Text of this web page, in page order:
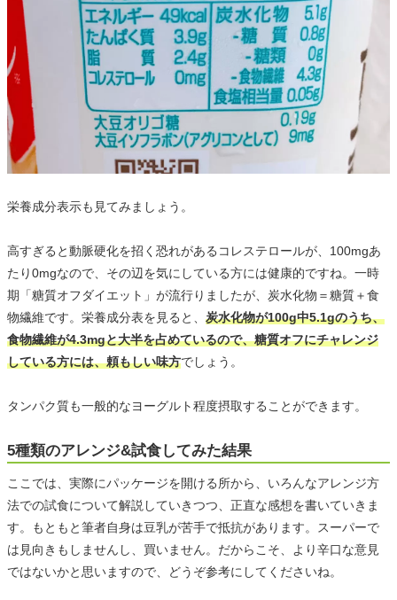
栄養成分表示も見てみましょう。
高すぎると動脈硬化を招く恐れがあるコレステロールが、100mgあ
たり0mgなので、その辺を気にしている方には健康的ですね。一時
期「糖質オフダイエット」が流行りましたが、炭水化物＝糖質＋食
物繊維です。栄養成分表を見ると、 炭水化物が100g中5.1gのうち、
食物繊維が4.3mgと大半を占めているので、糖質オフにチャレンジ
している方には、頼もしい味方でしょう。
タンパク質も一般的なヨーグルト程度摂取することができます。
5種類のアレンジ&試食してみた結果
ここでは、実際にパッケージを開ける所から、いろんなアレンジ方
法での試食について解説していきつつ、正直な感想を書いていきま
す。もともと筆者自身は豆乳が苦手で抵抗があります。スーパーで
は見向きもしませんし、買いません。だからこそ、より辛口な意見
ではないかと思いますので、どうぞ参考にしてくださいね。